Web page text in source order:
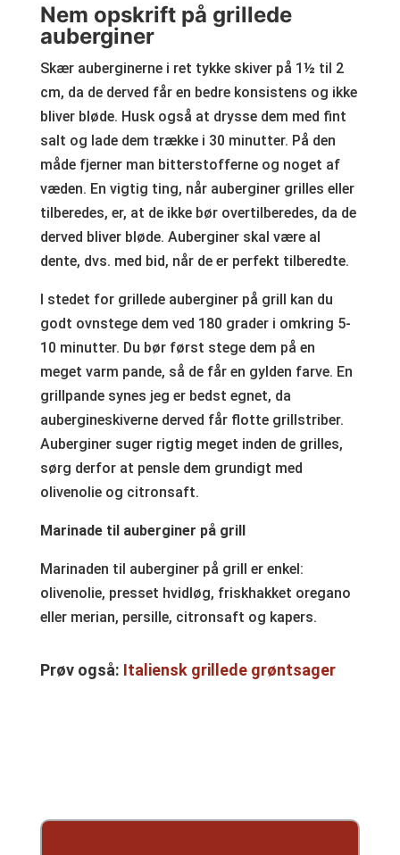
Nem opskrift på grillede
auberginer
Skær auberginerne i ret tykke skiver på 1½ til 2
cm, da de derved får en bedre konsistens og ikke
bliver bløde. Husk også at drysse dem med fint
salt og lade dem trække i 30 minutter. På den
måde fjerner man bitterstofferne og noget af
væden. En vigtig ting, når auberginer grilles eller
tilberedes, er, at de ikke bør overtilberedes, da de
derved bliver bløde. Auberginer skal være al
dente, dvs. med bid, når de er perfekt tilberedte.
I stedet for grillede auberginer på grill kan du
godt ovnstege dem ved 180 grader i omkring 5-
10 minutter. Du bør først stege dem på en
meget varm pande, så de får en gylden farve. En
grillpande synes jeg er bedst egnet, da
aubergineskiverne derved får flotte grillstriber.
Auberginer suger rigtig meget inden de grilles,
sørg derfor at pensle dem grundigt med
olivenolie og citronsaft.
Marinade til auberginer på grill
Marinaden til auberginer på grill er enkel:
olivenolie, presset hvidløg, friskhakket oregano
eller merian, persille, citronsaft og kapers.
Prøv også: Italiensk grillede grøntsager